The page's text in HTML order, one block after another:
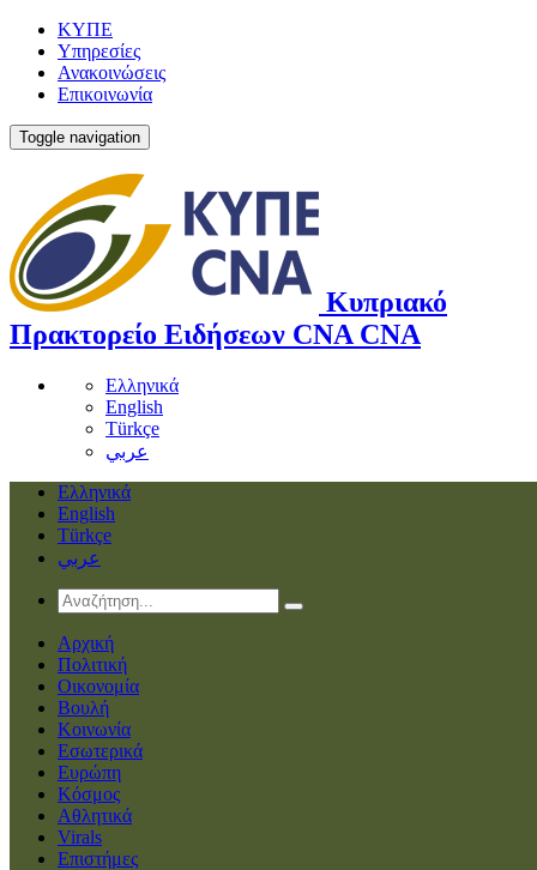
ΚΥΠΕ
Υπηρεσίες
Ανακοινώσεις
Επικοινωνία
Toggle navigation
Κυπριακό
Πρακτορείο Ειδήσεων CNA CNA
Ελληνικά
English
Türkçe
عربي
Ελληνικά
English
Türkçe
عربي
Αρχική
Πολιτική
Οικονομία
Βουλή
Κοινωνία
Εσωτερικά
Ευρώπη
Κόσμος
Αθλητικά
Virals
Επιστήμες